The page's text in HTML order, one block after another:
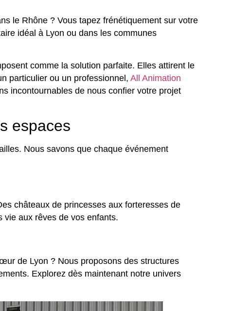
le Rhône ? Vous tapez frénétiquement sur votre
idéal à Lyon ou dans les communes
comme la solution parfaite. Elles attirent le
particulier ou un professionnel, All Animation
incontournables de nous confier votre projet
espaces
Nous savons que chaque événement
châteaux de princesses aux forteresses de
vie aux rêves de vos enfants.
de Lyon ? Nous proposons des structures
Explorez dès maintenant notre univers